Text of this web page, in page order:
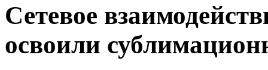
Сетевое
освоили